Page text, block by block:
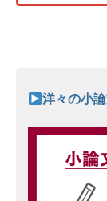
洋々の小